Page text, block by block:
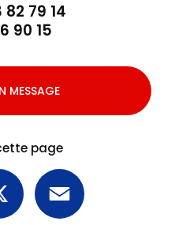
82 79 14
90 15
MESSAGE
page